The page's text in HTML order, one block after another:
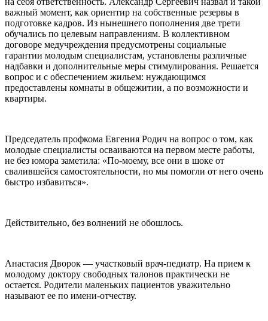
важный момент, как ориентир на собственные резервы в
подготовке кадров. Из нынешнего пополнения две трети
обучались по целевым направлениям. В коллективном
договоре медучреждения предусмотрены социальные
гарантии молодым специалистам, установлены различные
надбавки и дополнительные меры стимулирования. Решается
вопрос и с обеспечением жильем: нуждающимся
предоставлены комнаты в общежитии, а по возможности и
квартиры.
Председатель профкома Евгения Родич на вопрос о том, как
молодые специалисты осваиваются на первом месте работы,
не без юмора заметила: «По-моему, все они в шоке от
свалившейся самостоятельности, но мы помогли от него очень
быстро избавиться».
Действительно, без волнений не обошлось.
Анастасия Дворок — участковый врач-педиатр. На прием к
молодому доктору свободных талонов практически не
остается. Родители маленьких пациентов уважительно
называют ее по имени-отчеству.